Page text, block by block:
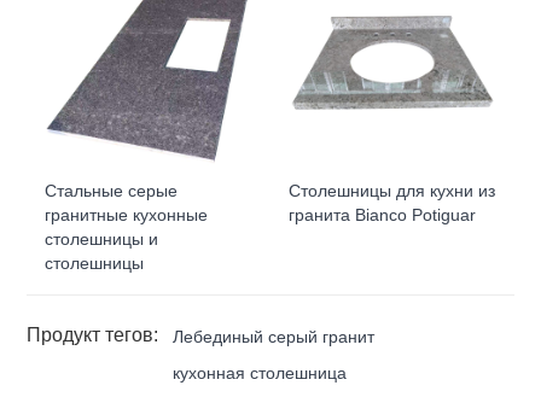
Стальные серые
гранитные кухонные
столешницы и
столешницы
Столешницы для кухни из
гранита Bianco Potiguar
Продукт тегов:
Лебединый серый гранит
кухонная столешница